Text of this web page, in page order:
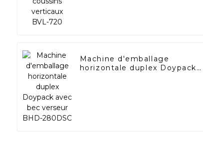
Machine d'emballage
horizontale duplex Doypack